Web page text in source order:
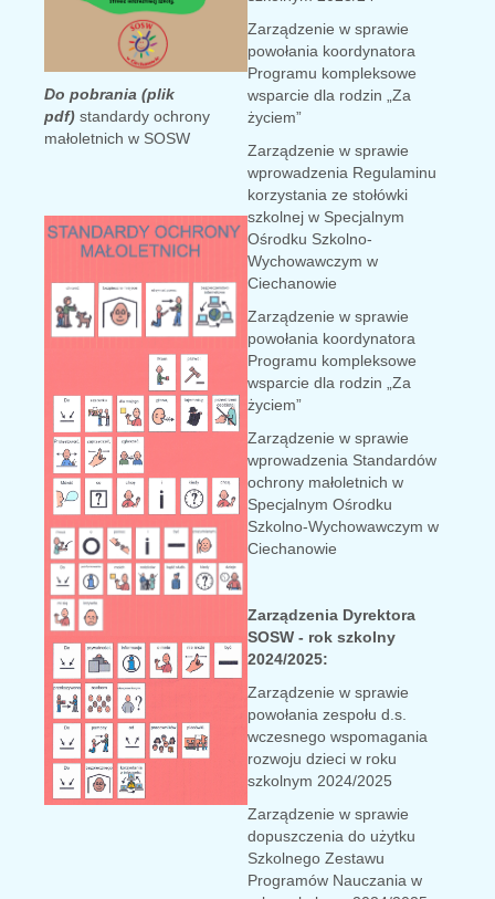
Do pobrania (plik
pdf) standardy ochrony
małoletnich w SOSW
Zarządzenie w sprawie
powołania koordynatora
Programu kompleksowe
wsparcie dla rodzin „Za
życiem”
Zarządzenie w sprawie
wprowadzenia Regulaminu
korzystania ze stołówki
szkolnej w Specjalnym
Ośrodku Szkolno-
Wychowawczym w
Ciechanowie
Zarządzenie w sprawie
powołania koordynatora
Programu kompleksowe
wsparcie dla rodzin „Za
życiem”
Zarządzenie w sprawie
wprowadzenia Standardów
ochrony małoletnich w
Specjalnym Ośrodku
Szkolno-Wychowawczym w
Ciechanowie
Zarządzenia Dyrektora
SOSW - rok szkolny
2024/2025:
Zarządzenie w sprawie
powołania zespołu d.s.
wczesnego wspomagania
rozwoju dzieci w roku
szkolnym 2024/2025
Zarządzenie w sprawie
dopuszczenia do użytku
Szkolnego Zestawu
Programów Nauczania w